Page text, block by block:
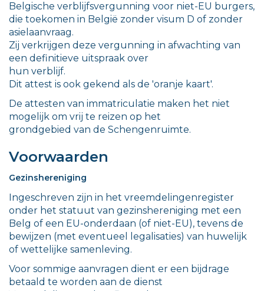
Belgische verblijfsvergunning voor niet-EU burgers,
die toekomen in België zonder visum D of zonder
asielaanvraag.
Zij verkrijgen deze vergunning in afwachting van
een definitieve uitspraak over
hun verblijf.
Dit attest is ook gekend als de 'oranje kaart'.
De attesten van immatriculatie maken het niet
mogelijk om vrij te reizen op het
grondgebied van de Schengenruimte.
Voorwaarden
Gezinshereniging
Ingeschreven zijn in het vreemdelingenregister
onder het statuut van gezinshereniging met een
Belg of een EU-onderdaan (of niet-EU), tevens de
bewijzen (met eventueel legalisaties) van huwelijk
of wettelijke samenleving.
Voor sommige aanvragen dient er een bijdrage
betaald te worden aan de dienst